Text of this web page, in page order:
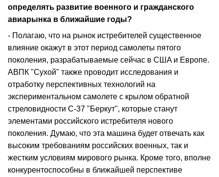
определять развитие военного и гражданского
авиарынка в ближайшие годы?
- Полагаю, что на рынок истребителей существенное
влияние окажут в этот период самолеты пятого
поколения, разрабатываемые сейчас в CШA и Европе.
АВПК "Сухой" также проводит исследования и
отработку перспективных технологий на
экспериментальном самолете с крылом обратной
стреловидности С-37 "Беркут", которые станут
элементами российского истребителя нового
поколения. Думаю, что эта машина будет отвечать как
высоким требованиям российских военных, так и
жестким условиям мирового рынка. Кроме того, вполне
конкурентоспособны в ближайшей перспективе